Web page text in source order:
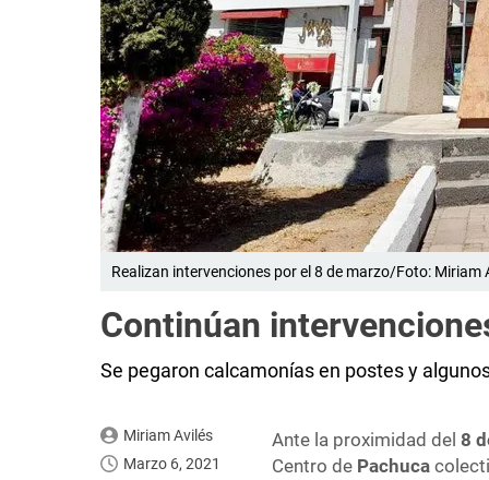
Realizan intervenciones por el 8 de marzo/Foto: Miriam
Continúan
Se pegaron calcamonías en postes y
Miriam Avilés
Marzo 6, 2021
Ante la proximidad del8
Centro de Pachuca